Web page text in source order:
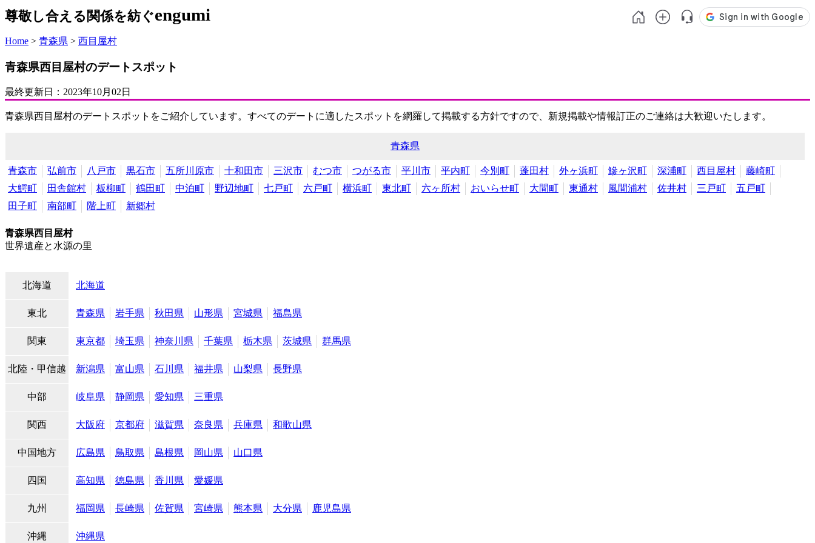
尊敬し合える関係を紡ぐengumi
Home > 青森県 > 西目屋村
青森県西目屋村のデートスポット
最終更新日： 2023年10月02日
青森県西目屋村のデートスポットをご紹介しています。すべてのデートに適したスポットを網羅して掲載する方針ですので、新規掲載や情報訂正のご連絡は大歓迎いたします。
青森県
青森市 弘前市 八戸市 黒石市 五所川原市 十和田市 三沢市 むつ市 つがる市 平川市 平内町 今別町 蓬田村 外ヶ浜町 鰺ヶ沢町 深浦町 西目屋村
藤崎町
大鰐町
田舎館村 板柳町 鶴田町 中泊町 野辺地町 七戸町 六戸町 横浜町 東北町 六ヶ所村 おいらせ町 大間町 東通村 風間浦村 佐井村 三戸町
五戸町
田子町
南部町 階上町 新郷村
青森県西目屋村
世界遺産と水源の里
北海道 北海道
東北 青森県 岩手県 秋田県 山形県 宮城県 福島県
関東 東京都 埼玉県 神奈川県 千葉県 栃木県 茨城県 群馬県
北陸・甲信越 新潟県 富山県 石川県 福井県 山梨県 長野県
中部 岐阜県 静岡県 愛知県 三重県
関西 大阪府 京都府 滋賀県 奈良県 兵庫県 和歌山県
中国地方 広島県 鳥取県 島根県 岡山県 山口県
四国 高知県 徳島県 香川県 愛媛県
九州 福岡県 長崎県 佐賀県 宮崎県 熊本県 大分県 鹿児島県
沖縄 沖縄県